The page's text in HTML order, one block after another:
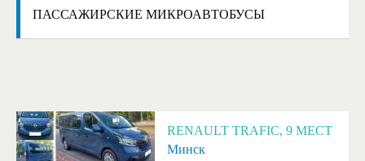
ПАССАЖИРСКИЕ МИКРОАВТОБУСЫ
RENAULT TRAFIC, 9 МЕСТ
Минск